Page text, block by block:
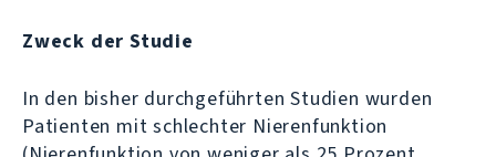
Zweck der Studie
In den bisher durchgeführten Studien wurden
Patienten mit schlechter Nierenfunktion